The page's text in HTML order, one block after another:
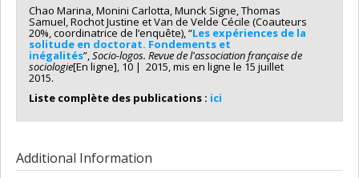
Chao Marina, Monini Carlotta, Munck Signe, Thomas
Samuel, Rochot Justine et Van de Velde Cécile (Coauteurs
20%, coordinatrice de l’enquête), “Les expériences de la
solitude en doctorat. Fondements et
inégalités”,Socio-logos. Revue de l'association française de
sociologie[En ligne], 10 | 2015, mis en ligne le 15 juillet
2015.
Liste complète des publications : ici
Additional Information